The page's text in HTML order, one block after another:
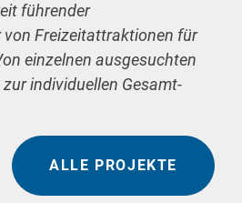
führender
von Freizeitattraktionen für
einzelnen ausgesuchten
individuellen Gesamt-
ALLE PROJEKTE